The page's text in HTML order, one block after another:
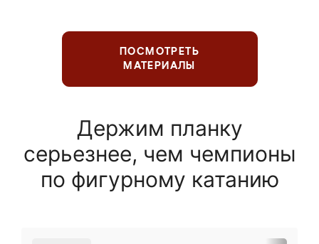
ПОСМОТРЕТЬ
МАТЕРИАЛЫ
Держим планку
серьезнее, чем чемпионы
по фигурному катанию